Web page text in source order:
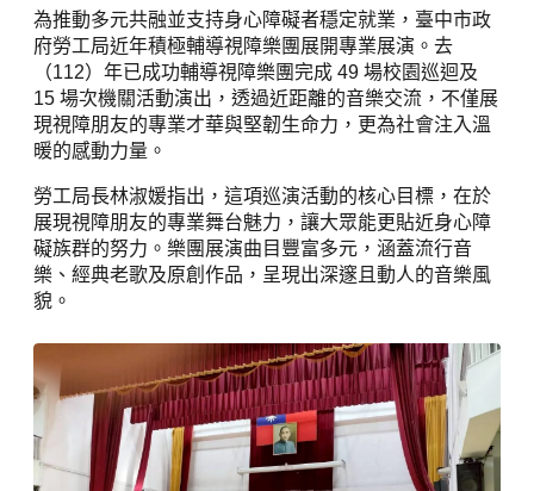
為推動多元共融並支持身心障礙者穩定就業，臺中市政
府勞工局近年積極輔導視障樂團展開專業展演。去
（112）年已成功輔導視障樂團完成 49 場校園巡迴及
15 場次機關活動演出，透過近距離的音樂交流，不僅展
現視障朋友的專業才華與堅韌生命力，更為社會注入溫
暖的感動力量。
勞工局長林淑媛指出，這項巡演活動的核心目標，在於
展現視障朋友的專業舞台魅力，讓大眾能更貼近身心障
礙族群的努力。樂團展演曲目豐富多元，涵蓋流行音
樂、經典老歌及原創作品，呈現出深邃且動人的音樂風
貌。